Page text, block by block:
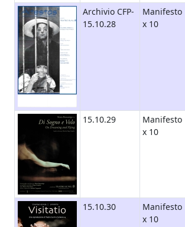
Archivio CFP-
15.10.28
Manifesto
x 10
15.10.29
Manifesto
x 10
15.10.30
Manifesto
x 10